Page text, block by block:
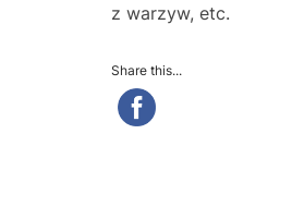
z warzyw, etc.
Share this...